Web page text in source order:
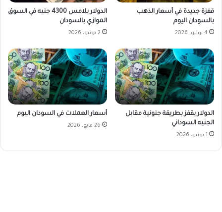
قفزة جديدة في أسعار الذهب
بالسودان اليوم
4 يونيو، 2026
الدولار يلامس 4300 جنيه في السوق
الموازي بالسودان
2 يونيو، 2026
الدولار يقفز بطريقة جنونية مقابل
الجنيه السوداني
1 يونيو، 2026
أسعار العملات في السودان اليوم
26 مايو، 2026